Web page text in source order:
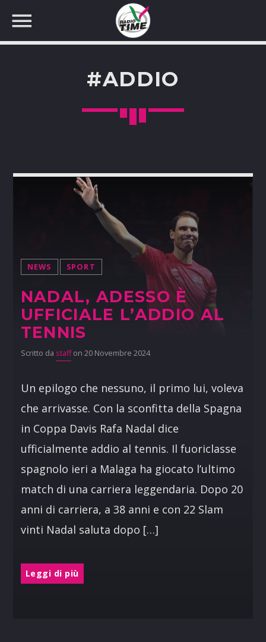
#ADDIO
NEWS SPORT
NADAL, ADESSO È
UFFICIALE L’ADDIO AL
TENNIS
Scritto da staffon 20 Novembre 2024
Un epilogo che nessuno, il primo lui, voleva
che arrivasse. Con la sconfitta della Spagna
in Coppa Davis Rafa Nadal dice
ufficialmente addio al tennis. Il fuoriclasse
spagnolo ieri a Malaga ha giocato l’ultimo
match di una carriera leggendaria. Dopo 20
anni di carriera, a 38 anni e con 22 Slam
vinti Nadal saluta dopo […]
Leggi di più